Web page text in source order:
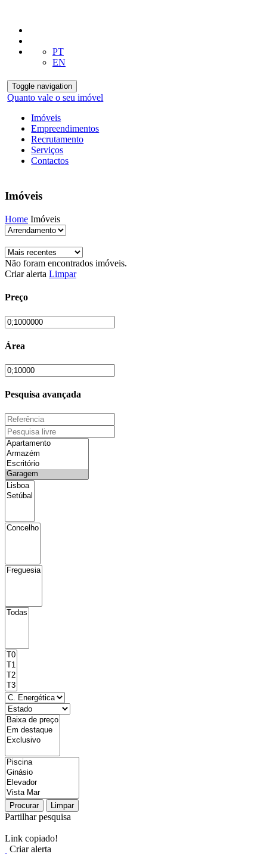
PT
EN
Toggle navigation
Quanto vale o seu imóvel
Imóveis
Empreendimentos
Recrutamento
Serviços
Contactos
Imóveis
Home Imóveis
Não foram encontrados imóveis.
Criar alerta Limpar
Preço
Área
Pesquisa avançada
Procurar Limpar
Partilhar pesquisa
Link copiado!
Criar alerta